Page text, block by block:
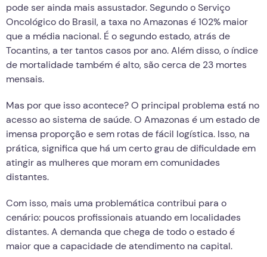
pode ser ainda mais assustador. Segundo o Serviço
Oncológico do Brasil, a taxa no Amazonas é 102% maior
que a média nacional. É o segundo estado, atrás de
Tocantins, a ter tantos casos por ano. Além disso, o índice
de mortalidade também é alto, são cerca de 23 mortes
mensais.
Mas por que isso acontece? O principal problema está no
acesso ao sistema de saúde. O Amazonas é um estado de
imensa proporção e sem rotas de fácil logística. Isso, na
prática, significa que há um certo grau de dificuldade em
atingir as mulheres que moram em comunidades
distantes.
Com isso, mais uma problemática contribui para o
cenário: poucos profissionais atuando em localidades
distantes. A demanda que chega de todo o estado é
maior que a capacidade de atendimento na capital.